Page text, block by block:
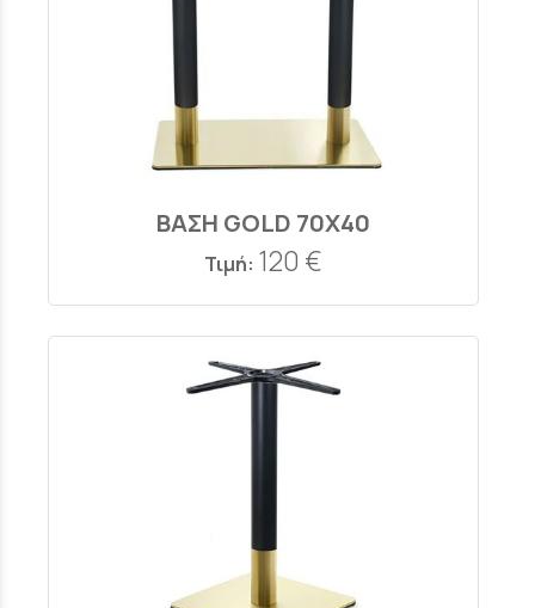
ΒΑΣΗ GOLD 70X40
Τιμή: 120 €